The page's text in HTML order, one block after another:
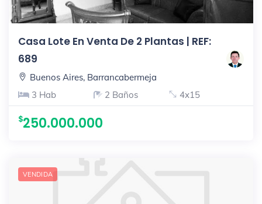
Casa Lote En Venta De 2 Plantas | REF:
689
Buenos Aires, Barrancabermeja
3 Hab
2 Baños 4x15
250.000.000
VENDIDA